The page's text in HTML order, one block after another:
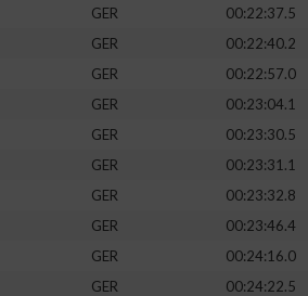
GER 00:22:37.5
GER
00:22:40.2
GER
00:22:57.0
GER
00:23:04.1
GER
00:23:30.5
GER 00:23:31.1
GER
00:23:32.8
GER
00:23:46.4
GER
00:24:16.0
GER
00:24:22.5